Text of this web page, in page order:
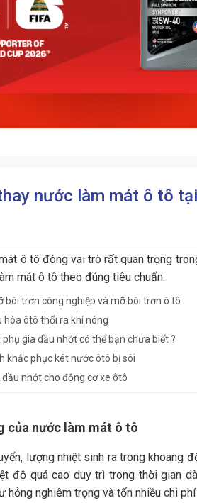
nước làm mát ô tô
ô tô đóng vai trò rất quan trọng
mát ô tô theo đúng tiêu chuẩn.
bôi trơn công nghiệp và mỡ bôi trơn ô tô
hòa ôtô thổi ra khí nóng
gia dầu nhớt có thể bạn chưa biết ?
khắc phục két nước ôtô bị sôi
nhớt cho động cơ xe ôtô
của nước làm mát ô tô
lượng nhiệt sinh ra trong
độ quá cao duy trì trong thời gian
hỏng nghiêm trọng và tốn nhiều chi